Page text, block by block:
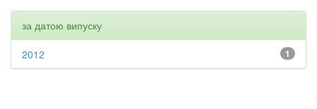
за датою випуску
1
2012